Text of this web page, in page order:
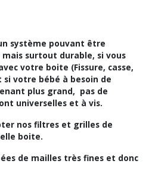
système pouvant être
surtout durable, si vous
votre boite (Fissure, casse,
votre bébé à besoin de
plus grand, pas de
universelles et à vis.
nos filtres et grilles de
boite.
de mailles très fines et donc